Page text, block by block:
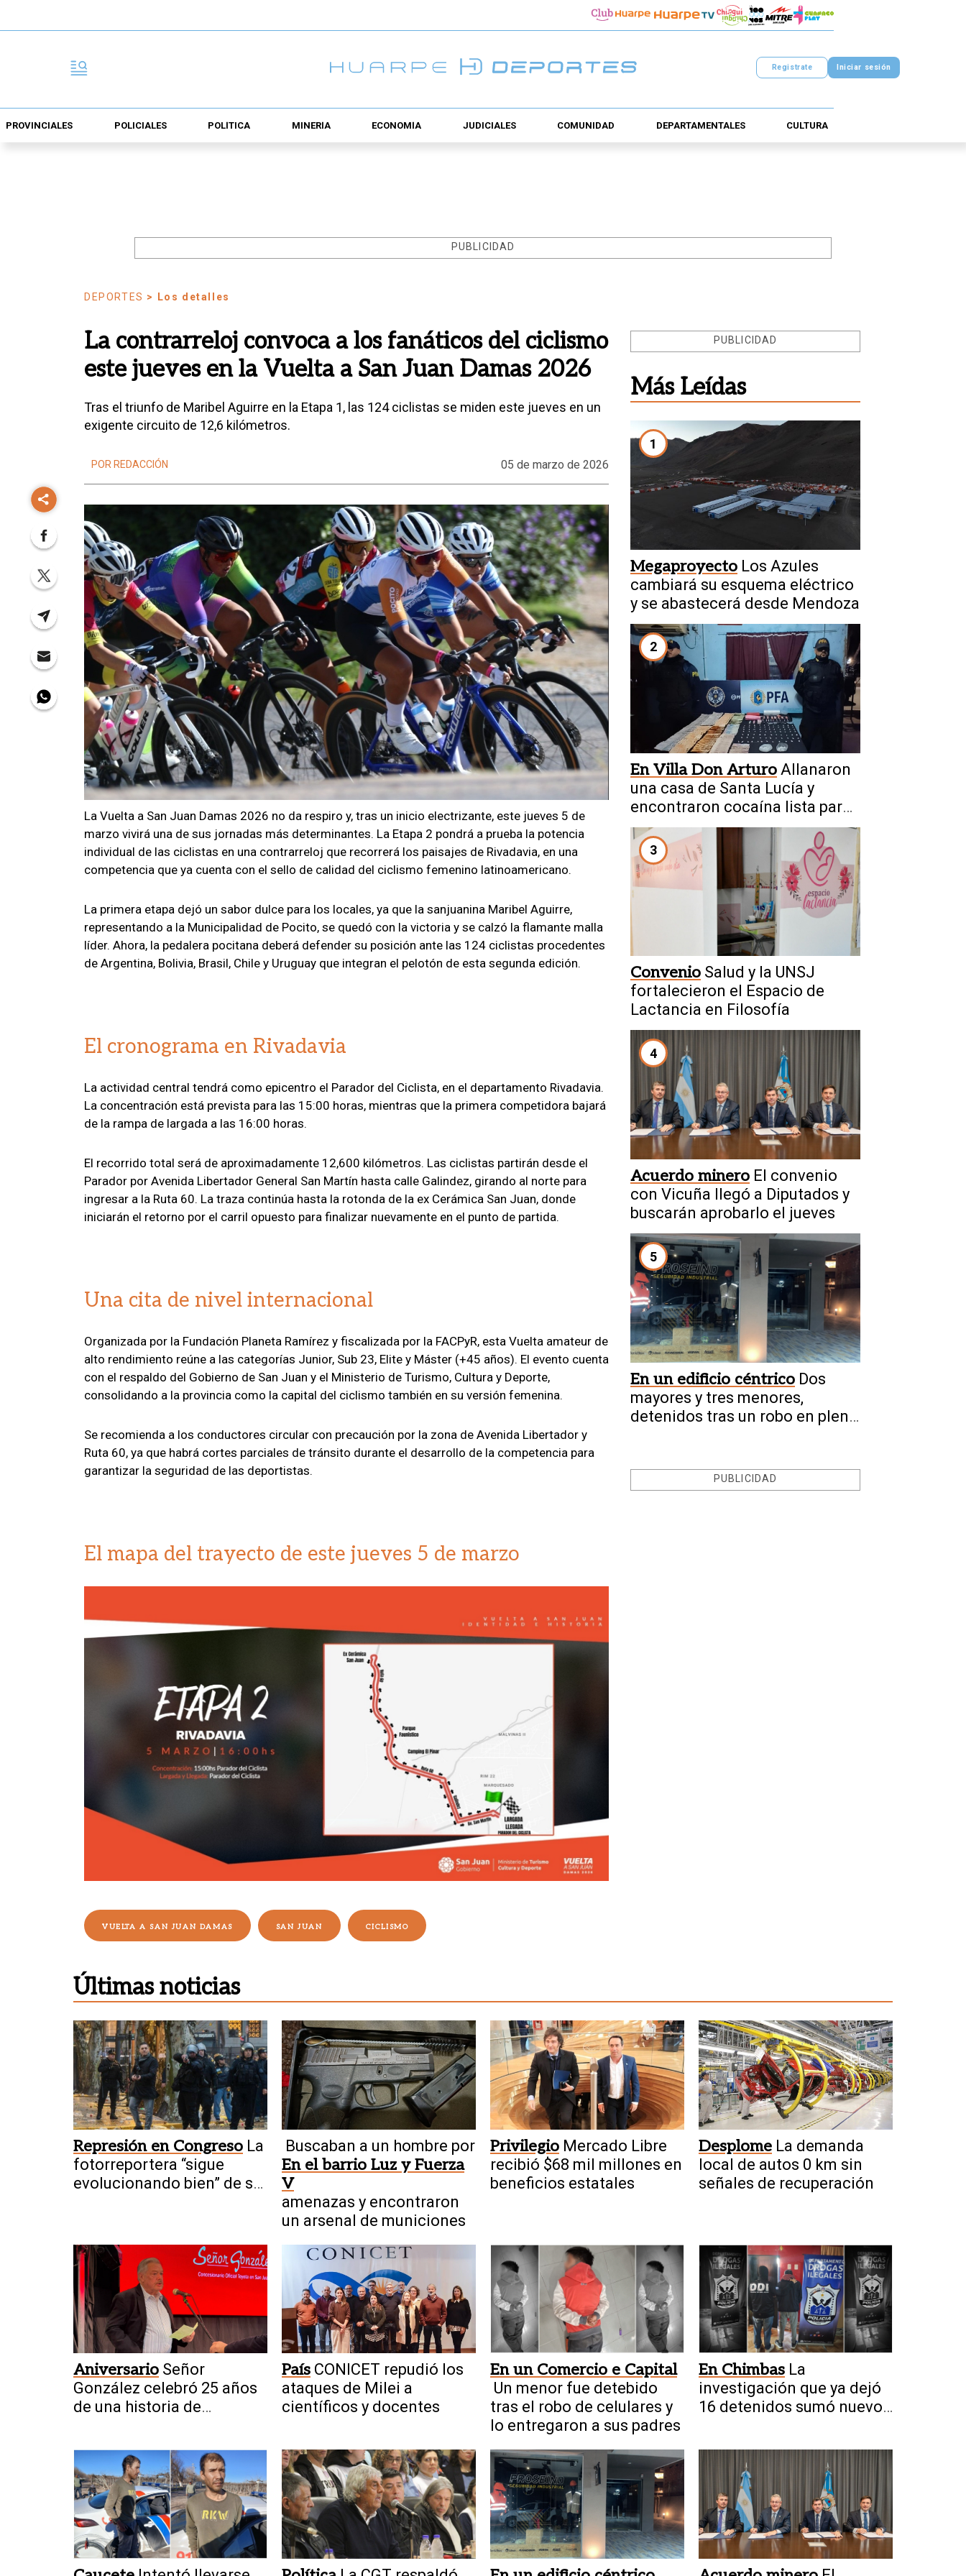
Registrate Iniciar sesión
PROVINCIALES POLICIALES POLÍTICA MINERÍA ECONOMÍA JUDICIALES COMUNIDAD DEPARTAMENTALES CULTURA
PUBLICIDAD
DEPORTES > Los detalles
La contrarreloj convoca a los fanáticos del ciclismo
este jueves en la Vuelta a San Juan Damas 2026
Tras el triunfo de Maribel Aguirre en la Etapa 1, las 124 ciclistas se miden este jueves en un
exigente circuito de 12,6 kilómetros.
POR REDACCIÓN 05 de marzo de 2026
La Vuelta a San Juan Damas 2026 no da respiro y, tras un inicio electrizante, este jueves 5 de
marzo vivirá una de sus jornadas más determinantes. La Etapa 2 pondrá a prueba la potencia
individual de las ciclistas en una contrarreloj que recorrerá los paisajes de Rivadavia, en una
competencia que ya cuenta con el sello de calidad del ciclismo femenino latinoamericano.
La primera etapa dejó un sabor dulce para los locales, ya que la sanjuanina Maribel Aguirre,
representando a la Municipalidad de Pocito, se quedó con la victoria y se calzó la flamante malla
líder. Ahora, la pedalera pocitana deberá defender su posición ante las 124 ciclistas procedentes
de Argentina, Bolivia, Brasil, Chile y Uruguay que integran el pelotón de esta segunda edición.
El cronograma en Rivadavia
La actividad central tendrá como epicentro el Parador del Ciclista, en el departamento Rivadavia.
La concentración está prevista para las 15:00 horas, mientras que la primera competidora bajará
de la rampa de largada a las 16:00 horas.
El recorrido total será de aproximadamente 12,600 kilómetros. Las ciclistas partirán desde el
Parador por Avenida Libertador General San Martín hasta calle Galindez, girando al norte para
ingresar a la Ruta 60. La traza continúa hasta la rotonda de la ex Cerámica San Juan, donde
iniciarán el retorno por el carril opuesto para finalizar nuevamente en el punto de partida.
Una cita de nivel internacional
Organizada por la Fundación Planeta Ramírez y fiscalizada por la FACPyR, esta Vuelta amateur de
alto rendimiento reúne a las categorías Junior, Sub 23, Elite y Máster (+45 años). El evento cuenta
con el respaldo del Gobierno de San Juan y el Ministerio de Turismo, Cultura y Deporte,
consolidando a la provincia como la capital del ciclismo también en su versión femenina.
Se recomienda a los conductores circular con precaución por la zona de Avenida Libertador y
Ruta 60, ya que habrá cortes parciales de tránsito durante el desarrollo de la competencia para
garantizar la seguridad de las deportistas.
El mapa del trayecto de este jueves 5 de marzo
VUELTA A SAN JUAN DAMAS SAN JUAN CICLISMO
PUBLICIDAD
Más Leídas
1
Megaproyecto Los Azules
cambiará su esquema eléctrico
y se abastecerá desde Mendoza
2
En Villa Don Arturo Allanaron
una casa de Santa Lucía y
encontraron cocaína lista para
vender
3
Convenio Salud y la UNSJ
fortalecieron el Espacio de
Lactancia en Filosofía
4
Acuerdo minero El convenio
con Vicuña llegó a Diputados y
buscarán aprobarlo el jueves
5
En un edificio céntrico Dos
mayores y tres menores,
detenidos tras un robo en pleno
PUBLICIDAD
Últimas noticias
Represión en Congreso La
fotorreportera “sigue
evolucionando bien” de su
En el barrio Luz y Fuerza
V
Buscaban a un hombre por
amenazas y encontraron
un arsenal de municiones
Privilegio Mercado Libre
recibió $68 mil millones en
beneficios estatales
Desplome La demanda
local de autos 0 km sin
señales de recuperación
Aniversario Señor
González celebró 25 años
de una historia de
País CONICET repudió los
ataques de Milei a
científicos y docentes
En un Comercio e Capital
Un menor fue detebido
tras el robo de celulares y
lo entregaron a sus padres
En Chimbas La
investigación que ya dejó
16 detenidos sumó nuevos